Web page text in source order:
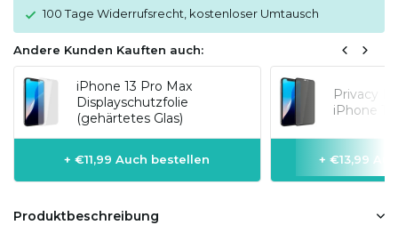
100 Tage Widerrufsrecht, kostenloser Umtausch
Andere Kunden Kauften auch:
iPhone 13 Pro Max
Displayschutzfolie
(gehärtetes Glas)
+ €11,99 Auch bestellen
Privacy
iPhone 13
+ €13,99
Produktbeschreibung